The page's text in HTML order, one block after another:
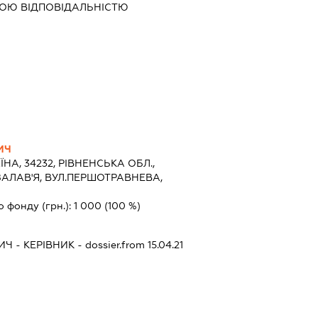
ВІДПОВІДАЛЬНІСТЮ
34232, РІВНЕНСЬКА ОБЛ.,
ВУЛ.ПЕРШОТРАВНЕВА,
фонду (грн.): 1 000 (100 %)
- КЕРІВНИК - dossier.from 15.04.21